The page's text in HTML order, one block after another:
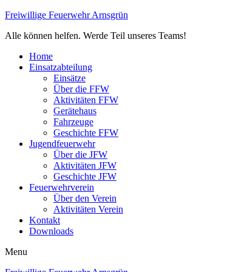
Freiwillige Feuerwehr Arnsgrün
Alle können helfen. Werde Teil unseres Teams!
Home
Einsatzabteilung
Einsätze
Über die FFW
Aktivitäten FFW
Gerätehaus
Fahrzeuge
Geschichte FFW
Jugendfeuerwehr
Über die JFW
Aktivitäten JFW
Geschichte JFW
Feuerwehrverein
Über den Verein
Aktivitäten Verein
Kontakt
Downloads
Menu